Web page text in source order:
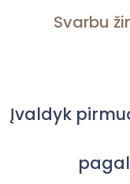
Svarbu
Įvaldyk